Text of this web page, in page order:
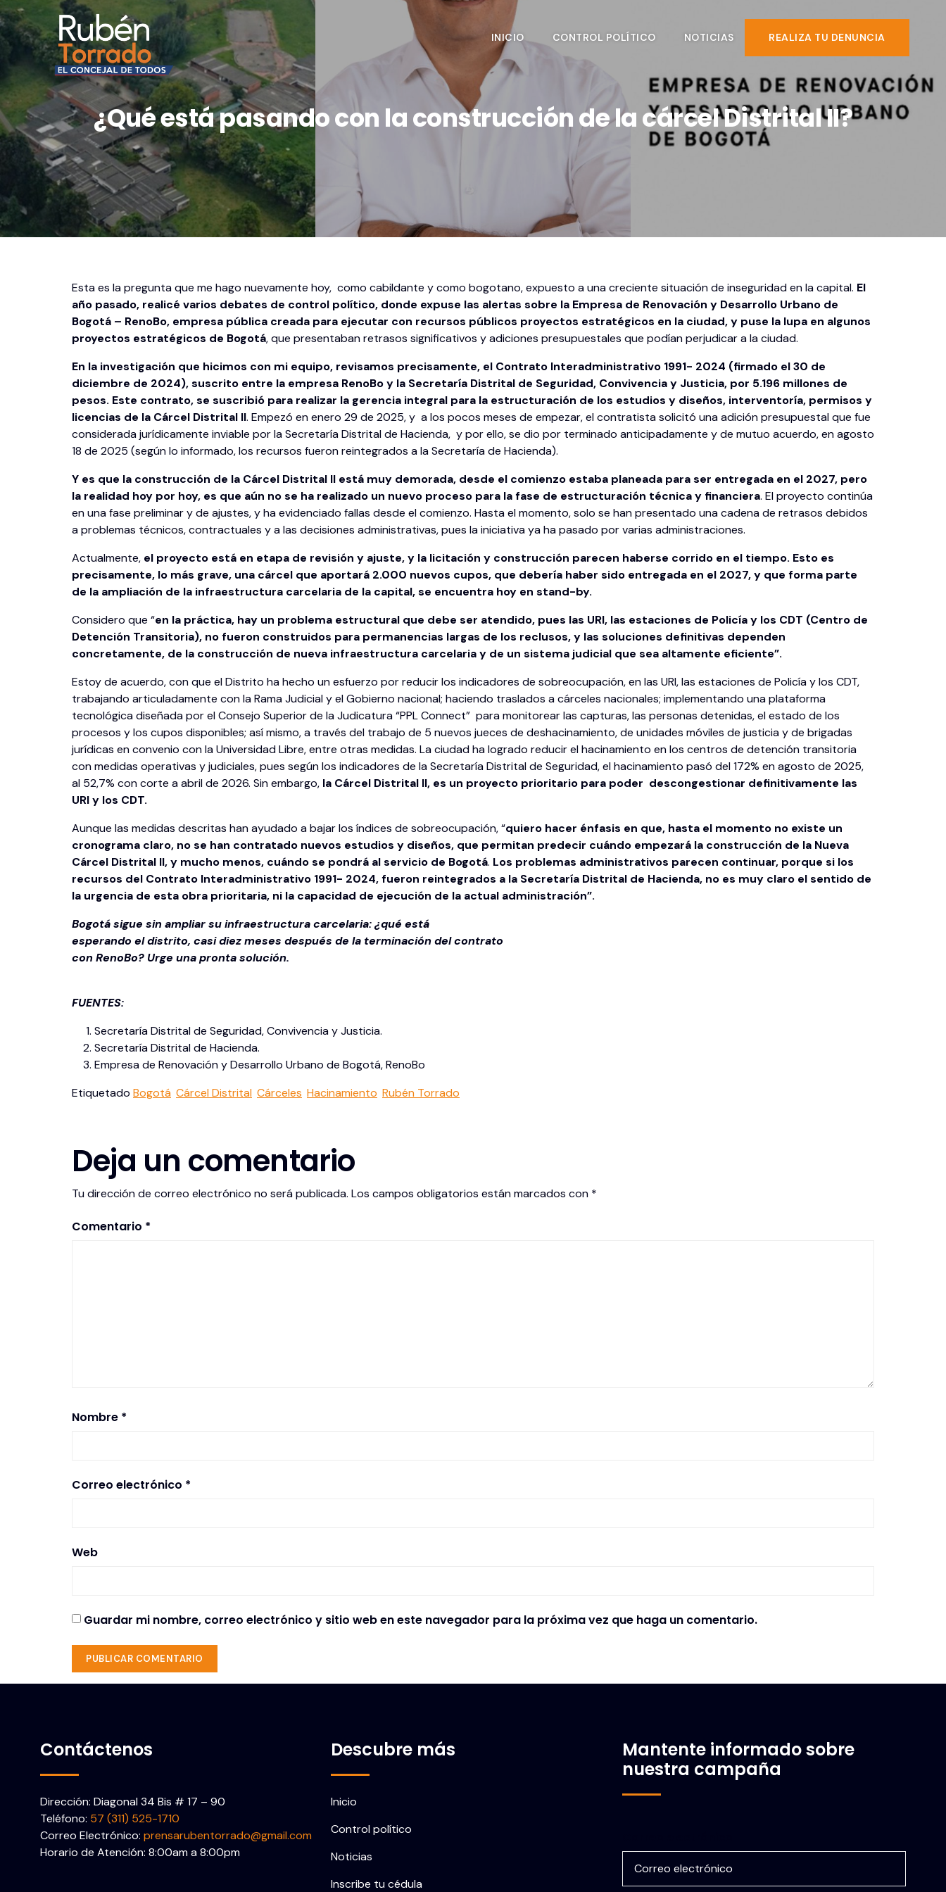
INICIO CONTROL POLÍTICO NOTICIAS REALIZA TU DENUNCIA
¿Qué está pasando con la construcción de la cárcel Distrital II?
Esta es la pregunta que me hago nuevamente hoy, como cabildante y como bogotano, expuesto a una creciente situación de inseguridad en la capital. El
año pasado, realicé varios debates de control político, donde expuse las alertas sobre la Empresa de Renovación y Desarrollo Urbano de
Bogotá – RenoBo, empresa pública creada para ejecutar con recursos públicos proyectos estratégicos en la ciudad, y puse la lupa en algunos
proyectos estratégicos de Bogotá, que presentaban retrasos significativos y adiciones presupuestales que podían perjudicar a la ciudad.
En la investigación que hicimos con mi equipo, revisamos precisamente, el Contrato Interadministrativo 1991- 2024 (firmado el 30 de
diciembre de 2024), suscrito entre la empresa RenoBo y la Secretaría Distrital de Seguridad, Convivencia y Justicia, por 5.196 millones de
pesos. Este contrato, se suscribió para realizar la gerencia integral para la estructuración de los estudios y diseños, interventoría, permisos y
licencias de la Cárcel Distrital II. Empezó en enero 29 de 2025, y a los pocos meses de empezar, el contratista solicitó una adición presupuestal que fue
considerada jurídicamente inviable por la Secretaría Distrital de Hacienda, y por ello, se dio por terminado anticipadamente y de mutuo acuerdo, en agosto
18 de 2025 (según lo informado, los recursos fueron reintegrados a la Secretaría de Hacienda).
Y es que la construcción de la Cárcel Distrital II está muy demorada, desde el comienzo estaba planeada para ser entregada en el 2027, pero
la realidad hoy por hoy, es que aún no se ha realizado un nuevo proceso para la fase de estructuración técnica y financiera. El proyecto continúa
en una fase preliminar y de ajustes, y ha evidenciado fallas desde el comienzo. Hasta el momento, solo se han presentado una cadena de retrasos debidos
a problemas técnicos, contractuales y a las decisiones administrativas, pues la iniciativa ya ha pasado por varias administraciones.
Actualmente, el proyecto está en etapa de revisión y ajuste, y la licitación y construcción parecen haberse corrido en el tiempo. Esto es
precisamente, lo más grave, una cárcel que aportará 2.000 nuevos cupos, que debería haber sido entregada en el 2027, y que forma parte
de la ampliación de la infraestructura carcelaria de la capital, se encuentra hoy en stand-by.
Considero que “en la práctica, hay un problema estructural que debe ser atendido, pues las URI, las estaciones de Policía y los CDT (Centro de
Detención Transitoria), no fueron construidos para permanencias largas de los reclusos, y las soluciones definitivas dependen
concretamente, de la construcción de nueva infraestructura carcelaria y de un sistema judicial que sea altamente eficiente”.
Estoy de acuerdo, con que el Distrito ha hecho un esfuerzo por reducir los indicadores de sobreocupación, en las URI, las estaciones de Policía y los CDT,
trabajando articuladamente con la Rama Judicial y el Gobierno nacional; haciendo traslados a cárceles nacionales; implementando una plataforma
tecnológica diseñada por el Consejo Superior de la Judicatura “PPL Connect” para monitorear las capturas, las personas detenidas, el estado de los
procesos y los cupos disponibles; así mismo, a través del trabajo de 5 nuevos jueces de deshacinamiento, de unidades móviles de justicia y de brigadas
jurídicas en convenio con la Universidad Libre, entre otras medidas. La ciudad ha logrado reducir el hacinamiento en los centros de detención transitoria
con medidas operativas y judiciales, pues según los indicadores de la Secretaría Distrital de Seguridad, el hacinamiento pasó del 172% en agosto de 2025,
al 52,7% con corte a abril de 2026. Sin embargo, la Cárcel Distrital II, es un proyecto prioritario para poder descongestionar definitivamente las
URI y los CDT.
Aunque las medidas descritas han ayudado a bajar los índices de sobreocupación, “quiero hacer énfasis en que, hasta el momento no existe un
cronograma claro, no se han contratado nuevos estudios y diseños, que permitan predecir cuándo empezará la construcción de la Nueva
Cárcel Distrital II, y mucho menos, cuándo se pondrá al servicio de Bogotá. Los problemas administrativos parecen continuar, porque si los
recursos del Contrato Interadministrativo 1991- 2024, fueron reintegrados a la Secretaría Distrital de Hacienda, no es muy claro el sentido de
la urgencia de esta obra prioritaria, ni la capacidad de ejecución de la actual administración”.
Bogotá sigue sin ampliar su infraestructura carcelaria: ¿qué está
esperando el distrito, casi diez meses después de la terminación del contrato
con RenoBo? Urge una pronta solución.
FUENTES:
Secretaría Distrital de Seguridad, Convivencia y Justicia.
Secretaría Distrital de Hacienda.
Empresa de Renovación y Desarrollo Urbano de Bogotá, RenoBo
Etiquetado Bogotá Cárcel Distrital Cárceles Hacinamiento Rubén Torrado
Deja un comentario
Tu dirección de correo electrónico no será publicada. Los campos obligatorios están marcados con *
Comentario *
Nombre *
Correo electrónico *
Web
Guardar mi nombre, correo electrónico y sitio web en este navegador para la próxima vez que haga un comentario.
Contáctenos
Dirección: Diagonal 34 Bis # 17 – 90
Teléfono: 57 (311) 525-1710
Correo Electrónico: prensarubentorrado@gmail.com
Horario de Atención: 8:00am a 8:00pm
Descubre más
Inicio
Control político
Noticias
Inscribe tu cédula
Mantente informado sobre
nuestra campaña